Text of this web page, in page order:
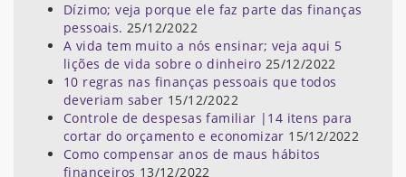
Dízimo; veja porque ele faz parte das finanças
pessoais. 25/12/2022
A vida tem muito a nós ensinar; veja aqui 5
lições de vida sobre o dinheiro 25/12/2022
10 regras nas finanças pessoais que todos
deveriam saber 15/12/2022
Controle de despesas familiar |14 itens para
cortar do orçamento e economizar 15/12/2022
Como compensar anos de maus hábitos
financeiros 13/12/2022